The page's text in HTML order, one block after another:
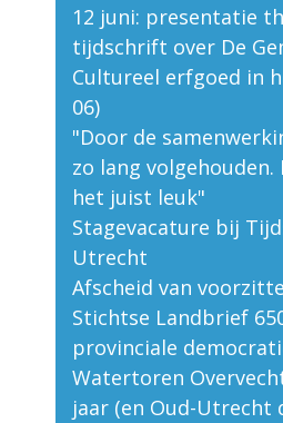
12 juni: presentatie
tijdschrift over De
Cultureel erfgoed in
06)
"Door de
zo lang volgehouden.
het juist leuk"
Stagevacature bij
Utrecht
Afscheid van
Stichtse Landbrief
provinciale
Watertoren
jaar (en Oud-Utrecht